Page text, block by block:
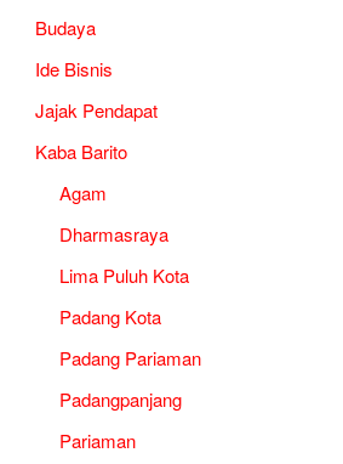
Budaya
Ide Bisnis
Jajak Pendapat
Kaba Barito
Agam
Dharmasraya
Lima Puluh Kota
Padang Kota
Padang Pariaman
Padangpanjang
Pariaman